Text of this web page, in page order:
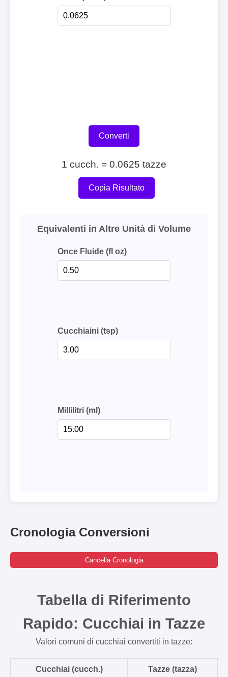
Converti
1 cucch. = 0.0625 tazze
Copia Risultato
Equivalenti in Altre Unità di Volume
Once Fluide (fl oz)
Cucchiaini (tsp)
Millilitri (ml)
Cronologia Conversioni
Cancella Cronologia
Tabella di Riferimento
Rapido: Cucchiai in Tazze
Valori comuni di cucchiai convertiti in tazze:
Cucchiai (cucch.) Tazze (tazza)